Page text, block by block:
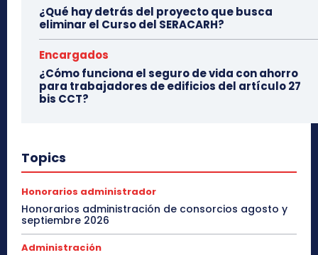
¿Qué hay detrás del proyecto que busca
eliminar el Curso del SERACARH?
Encargados
¿Cómo funciona el seguro de vida con ahorro
para trabajadores de edificios del artículo 27
bis CCT?
Topics
Honorarios administrador
Honorarios administración de consorcios agosto y
septiembre 2026
Administración